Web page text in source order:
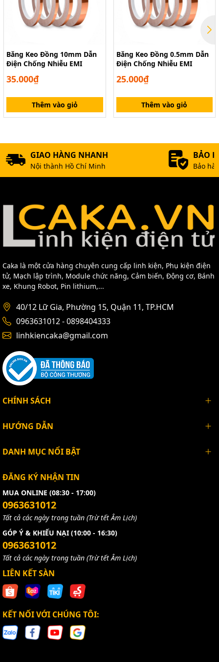
Băng Keo Đồng 10mm Dẫn
Điện Chống Nhiễu EMI
35.000₫
Thêm vào giỏ
Băng Keo Đồng 0.5mm Dẫn
Điện Chống Nhiễu EMI
25.000₫
Thêm vào giỏ
GIAO HÀNG NHANH
Nội thành Hồ Chí Minh
BẢO
Bảo
Caka là một cửa hàng chuyên cung cấp linh kiện, Phụ kiện điện
tử, Mạch lập trình, Module chức năng, Cảm biến, Động cơ, Bánh
xe, Khung Robot, Pin lithium,...
40/12 Lữ Gia, Phường 15, Quận 11, TP.HCM
0963631012 - 0898404333
linhkiencaka@gmail.com
CHÍNH SÁCH
HƯỚNG DẪN
DANH MỤC NỔI BẬT
ĐĂNG KÝ NHẬN TIN
MUA ONLINE (08:30 - 17:00)
0963631012
Tất cả các ngày trong tuần (Trừ tết Âm Lịch)
GÓP Ý & KHIẾU NẠI (10:00 - 16:30)
0963631012
Tất cả các ngày trong tuần (Trừ tết Âm Lịch)
LIÊN KẾT SÀN
KẾT NỐI VỚI CHÚNG TÔI: